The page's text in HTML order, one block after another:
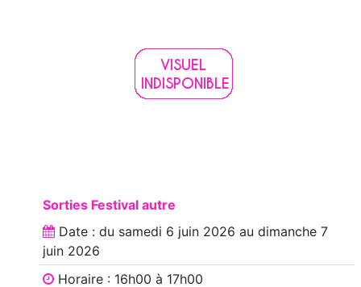
Sorties Festival autre
Date : du samedi 6 juin 2026 au dimanche 7
juin 2026
Horaire : 16h00 à 17h00